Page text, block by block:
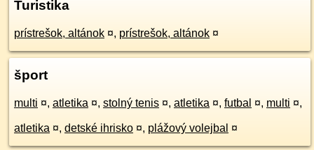
Turistika
prístrešok, altánok ¤, prístrešok, altánok ¤
šport
multi ¤, atletika ¤, stolný tenis ¤, atletika ¤, futbal ¤, multi ¤,
atletika ¤, detské ihrisko ¤, plážový volejbal ¤